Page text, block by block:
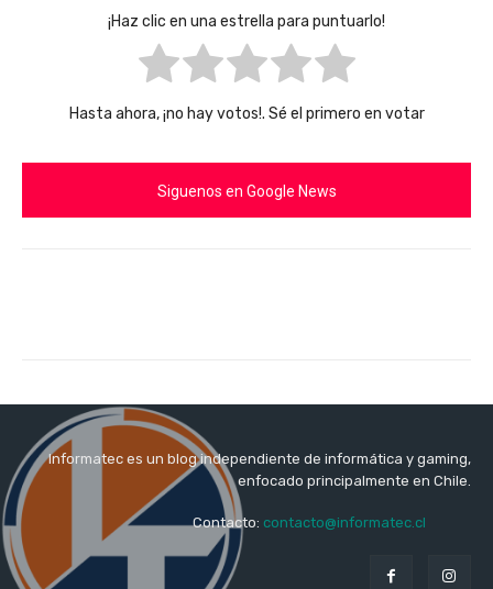
¡Haz clic en una estrella para puntuarlo!
Hasta ahora, ¡no hay votos!. Sé el primero en votar
Siguenos en Google News
Informatec es un blog independiente de informática y gaming,
enfocado principalmente en Chile.
Contacto: contacto@informatec.cl